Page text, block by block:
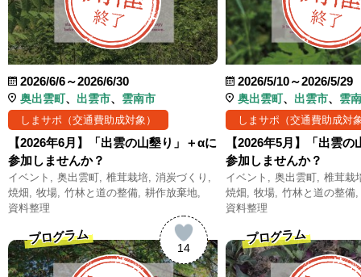
2026/6/6～2026/6/30
奥出雲町 出雲市 雲南市
しまサポ（交通費助成対象）
【2026年6月】「出雲の山墾り」＋αに
参加しませんか？
イベント 奥出雲町 椎茸栽培 消炭づくり
焼畑
牧場 竹林と道の整備 耕作放棄地
資料整理
2026/5/10～2026/5/29
奥出雲町 出雲市 雲
しまサポ（交通費助成対
【2026年5月】「出雲
参加しませんか？
イベント 奥出雲町
椎茸栽
焼畑
牧場
竹林と道の整備
資料整理
14
プログラム プログラム